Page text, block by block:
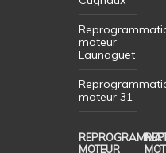
moteur
Launaguet
moteur 31
MOTEUR